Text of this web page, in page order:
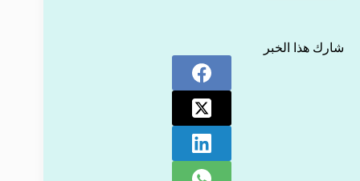
شارك هذا الخبر